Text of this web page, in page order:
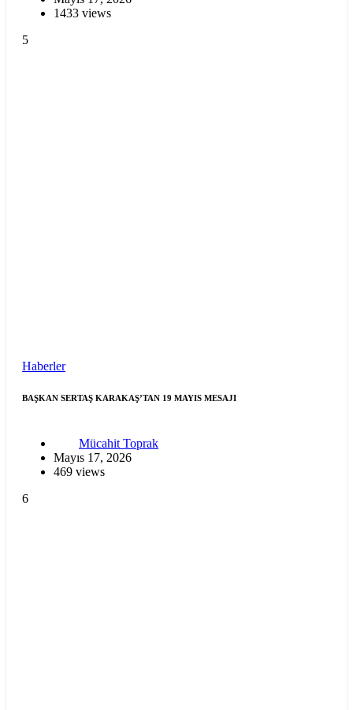
1433 views
5
Haberler
BAŞKAN SERTAŞ KARAKAŞ’TAN 19 MAYIS MESAJI
Mücahit Toprak
Mayıs 17, 2026
469 views
6